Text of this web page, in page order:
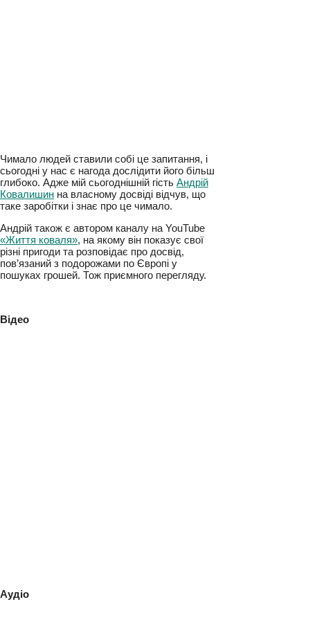
Чимало людей ставили собі це запитання, і
сьогодні у нас є нагода дослідити його більш
глибоко. Адже мій сьогоднішній гість Андрій
Ковалишин на власному досвіді відчув, що
таке заробітки і знає про це чимало.
Андрій також є автором каналу на YouTube
«Життя коваля», на якому він показує свої
різні пригоди та розповідає про досвід,
пов’язаний з подорожами по Європі у
пошуках грошей. Тож приємного перегляду.
Відео
Аудіо